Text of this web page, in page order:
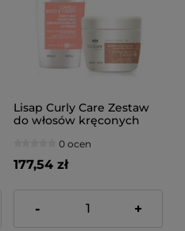
Lisap Curly Care Zestaw
do włosów kręconych
0 ocen
177,54 zł
- +